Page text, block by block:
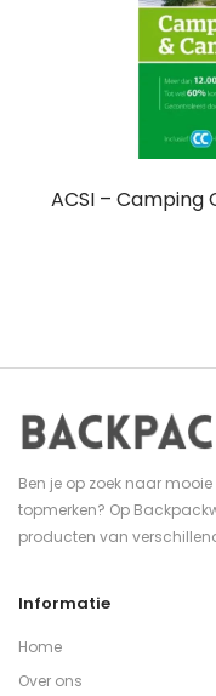
ACSI –
Ben je op zoek naar
topmerken? Op
producten van
Informatie
Home
Over ons